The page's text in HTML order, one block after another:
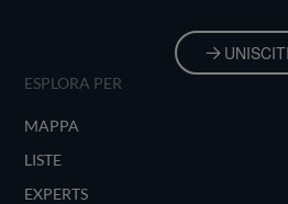
UNISCITI
ESPLORA PER
MAPPA
LISTE
EXPERTS